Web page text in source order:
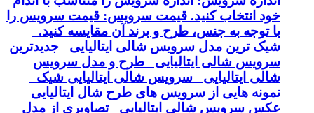
خود انتخاب کنید. قیمت سرویس: قیمت سرویس را
با توجه به جنس، طرح و برند آن مقایسه کنید.
شیک ترین مدل سرویس شالی ایتالیایی جدیدترین
سرویس شالی ایتالیایی طرح و مدل سرویس
شالی ایتالیایی سرویس شالی ایتالیایی شیک
نمونه هایی از سرویس های طرح شال ایتالیایی
عکس سرویس شالی ایتالیایی تصاویری از مدل